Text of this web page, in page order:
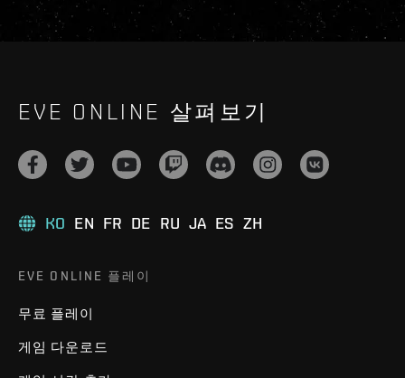
EVE ONLINE 살펴보기
KO EN FR DE RU JA ES ZH
EVE ONLINE 플레이
무료 플레이
게임 다운로드